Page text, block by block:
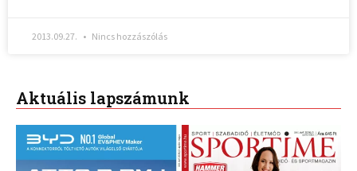
2013.09.27. Nincs hozzászólás
Aktuális lapszámunk